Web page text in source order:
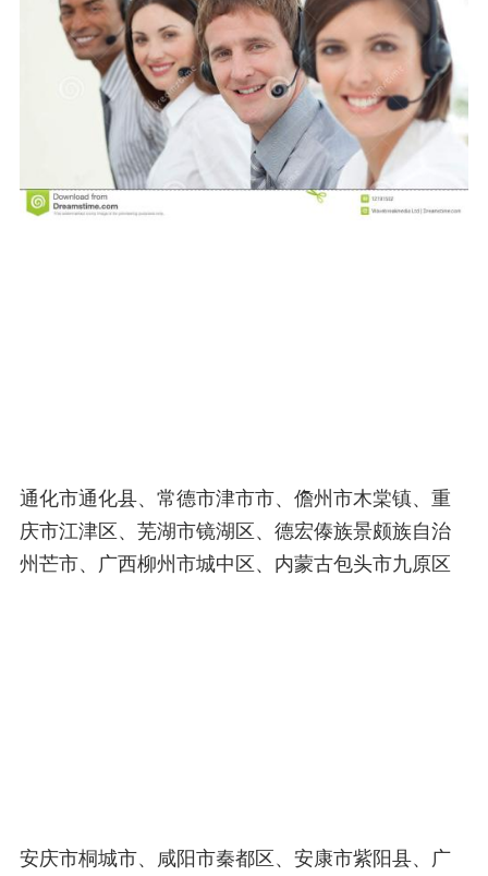
通化市通化县、常德市津市市、儋州市木棠镇、重
庆市江津区、芜湖市镜湖区、德宏傣族景颇族自治
州芒市、广西柳州市城中区、内蒙古包头市九原区
安庆市桐城市、咸阳市秦都区、安康市紫阳县、广